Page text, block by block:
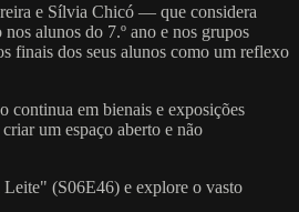
e Sílvia Chicó — que considera
alunos do 7.º ano e nos grupos
finais dos seus alunos como um reflexo
continua em bienais e exposições
um espaço aberto e não
(S06E46) e explore o vasto